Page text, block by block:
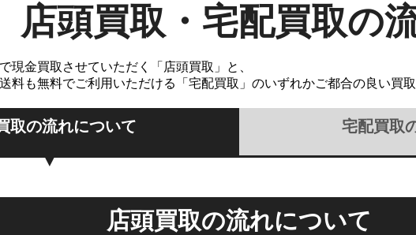
店頭買取・宅配買取の
現金買取させていただく「店頭買取」と、
料も無料でご利用いただける「宅配買取」のいずれかご都合の良い買
取の流れについて 宅配買取
店頭買取の流れについて